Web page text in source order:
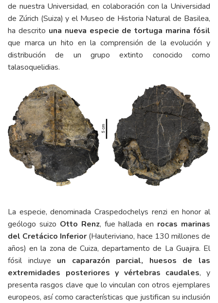
de nuestra Universidad, en colaboración con la Universidad
de Zúrich (Suiza) y el Museo de Historia Natural de Basilea,
ha descrito una nueva especie de tortuga marina fósil
que marca un hito en la comprensión de la evolución y
distribución de un grupo extinto conocido como
talasoquelidias.
La especie, denominada Craspedochelys renzi en honor al
geólogo suizo Otto Renz, fue hallada en rocas marinas
del Cretácico Inferior (Hauteriviano, hace 130 millones de
años) en la zona de Cuiza, departamento de La Guajira. El
fósil incluye un caparazón parcial, huesos de las
extremidades posteriores y vértebras caudales, y
presenta rasgos clave que lo vinculan con otros ejemplares
europeos, así como características que justifican su inclusión